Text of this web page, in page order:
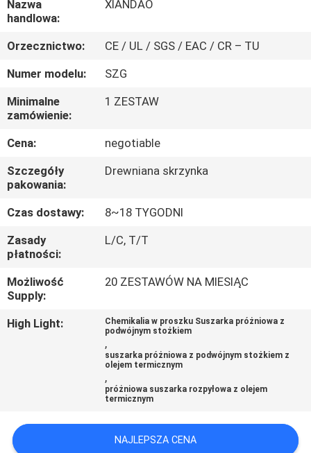
WYCIECZKA
PO
FABRYCE
KONTROLA
JAKOŚCI
SKONTAKTUJ
SIĘ
Z
NAMI
AKTUALNOŚCI
SITEMAP
Nazwa
handlowa:
XIANDAO
Orzecznictwo:
CE / UL / SGS / EAC / CR – TU
Numer modelu:
SZG
Minimalne
zamówienie:
1 ZESTAW
Cena:
negotiable
Szczegóły
pakowania:
Drewniana skrzynka
Czas dostawy:
8~18 TYGODNI
Zasady
płatności:
L/C, T/T
Możliwość
Supply:
20 ZESTAWÓW NA MIESIĄC
High Light:
Chemikalia w proszku Suszarka próżniowa z
podwójnym stożkiem
,
suszarka próżniowa z podwójnym stożkiem z
olejem termicznym
,
próżniowa suszarka rozpyłowa z olejem
termicznym
NAJLEPSZA CENA